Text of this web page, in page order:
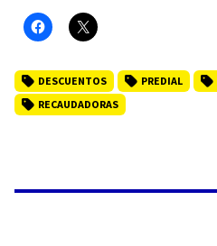
DESCUENTOS PREDIAL
RECAUDADORAS